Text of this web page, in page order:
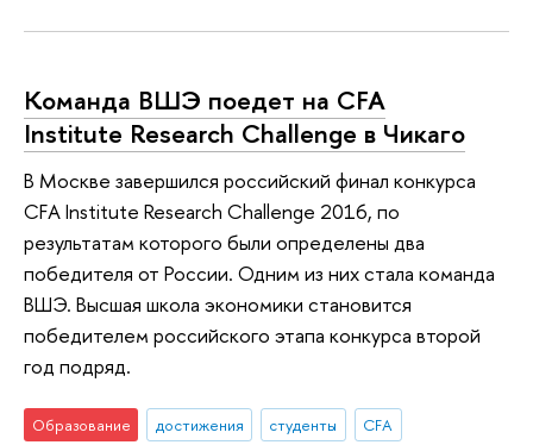
Команда ВШЭ поедет на CFA
Institute Research Challenge в Чикаго
В Москве завершился российский финал конкурса
CFA Institute Research Challenge 2016, по
результатам которого были определены два
победителя от России. Одним из них стала команда
ВШЭ. Высшая школа экономики становится
победителем российского этапа конкурса второй
год подряд.
Образование достижения студенты CFA